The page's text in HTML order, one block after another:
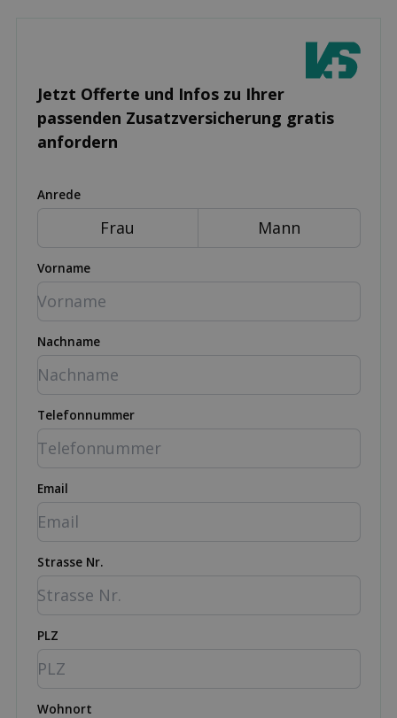
Jetzt Offerte und Infos zu Ihrer
passenden Zusatz­versicherung gratis
anfordern
Anrede
Frau Mann
Vorname
Nachname
Telefonnummer
Email
Strasse Nr.
PLZ
Wohnort